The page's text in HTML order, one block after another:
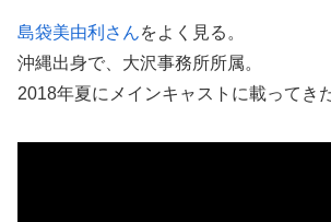
島袋美由利さんをよく見る。
沖縄出身で、大沢事務所所属。
2018年夏にメインキャストに載ってき